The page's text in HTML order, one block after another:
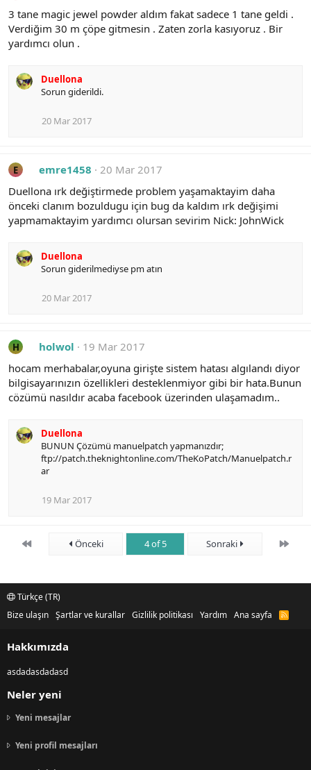
3 tane magic jewel powder aldım fakat sadece 1 tane geldi .
Verdiğim 30 m çöpe gitmesin . Zaten zorla kasıyoruz . Bir
yardımcı olun .
Duellona
Sorun giderildi.
20 Mar 2017
E emre1458
20 Mar 2017
Duellona ırk değiştirmede problem yaşamaktayim daha
önceki clanım bozuldugu için bug da kaldım ırk değişimi
yapmamaktayim yardımcı olursan sevirim Nick: JohnWick
Duellona
Sorun giderilmediyse pm atın
20 Mar 2017
H holwol
19 Mar 2017
hocam merhabalar,oyuna girişte sistem hatası algılandı diyor
bilgisayarınızın özellikleri desteklenmiyor gibi bir hata.Bunun
cözümü nasıldır acaba facebook üzerinden ulaşamadım..
Duellona
BUNUN Çözümü manuelpatch yapmanızdır;
ftp://patch.theknightonline.com/TheKoPatch/Manuelpatch.r
ar
19 Mar 2017
First Önceki 4 of 5 Sonraki Son
Türkçe (TR)
Bize ulaşın Şartlar ve kurallar Gizlilik politikası Yardım Ana sayfa
R
Hakkımızda
asdadasdadasd
Neler yeni
Yeni mesajlar
Yeni profil mesajları